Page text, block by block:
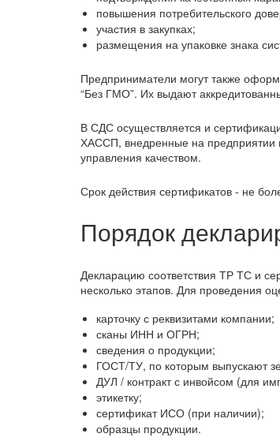
повышения потребительского
участия в закупках;
размещения на упаковке знака
Предприниматели могут также
“Без ГМО”. Их выдают
В СДС осуществляется и
ХАССП, внедренные на предприятии
управления качеством.
Срок действия сертификатов - не
Порядок
Декларацию соответствия ТР ТС и
несколько этапов. Для проведения
карточку с реквизитами компании;
сканы ИНН и ОГРН;
сведения о продукции;
ГОСТ/ТУ, по которым выпускают
ДУЛ / контракт с инвойсом (для
этикетку;
сертификат ИСО (при наличии);
образцы продукции.